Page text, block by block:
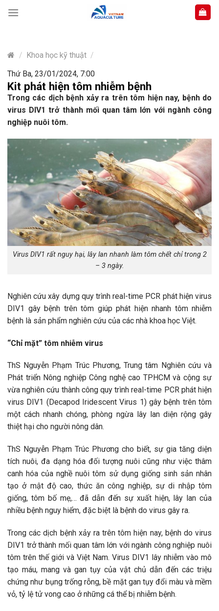
content
/ Khoa học kỹ thuật /
Thứ Ba, 23/01/2024, 7:00
Kit phát hiện tôm nhiễm bệnh
Trong các dịch bệnh xảy ra trên tôm hiện nay, bệnh do
virus DIV1 trở thành mối quan tâm lớn với ngành công
nghiệp nuôi tôm.
Virus DIV1 rất nguy hại, lây lan nhanh làm tôm chết chỉ trong 2
– 3 ngày.
Nghiên cứu xây dựng quy trình real-time PCR phát hiện virus
DIV1 gây bệnh trên tôm giúp phát hiện nhanh tôm nhiễm
bệnh là sản phẩm nghiên cứu của các nhà khoa học Việt.
“Chỉ mặt” tôm nhiễm virus
ThS Nguyễn Phạm Trúc Phương, Trung tâm Nghiên cứu và
Phát triển Nông nghiệp Công nghệ cao TPHCM và cộng sự
vừa nghiên cứu thành công quy trình real-time PCR phát hiện
virus DIV1 (Decapod Iridescent Virus 1) gây bệnh trên tôm
một cách nhanh chóng, phòng ngừa lây lan diện rộng gây
thiệt hại cho người nông dân.
ThS Nguyễn Phạm Trúc Phương cho biết, sự gia tăng diện
tích nuôi, đa dạng hóa đối tượng nuôi cũng như việc thâm
canh hóa của nghề nuôi tôm sử dụng giống sinh sản nhân
tạo ở mật độ cao, thức ăn công nghiệp, sự di nhập tôm
giống, tôm bố mẹ,… đã dẫn đến sự xuất hiện, lây lan của
nhiều bệnh nguy hiểm, đặc biệt là bệnh do virus gây ra.
Trong các dịch bệnh xảy ra trên tôm hiện nay, bệnh do virus
DIV1 trở thành mối quan tâm lớn với ngành công nghiệp nuôi
tôm trên thế giới và Việt Nam. Virus DIV1 lây nhiễm vào mô
tạo máu, mang và gan tụy của vật chủ dẫn đến các triệu
chứng như bụng trống rỗng, bề mặt gan tụy đổi màu và mềm
vỏ, tỷ lệ tử vong cao ở những cá thể bị nhiễm bệnh.